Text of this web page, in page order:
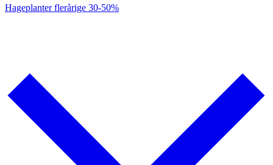
Hageplanter flerårige 30-50%